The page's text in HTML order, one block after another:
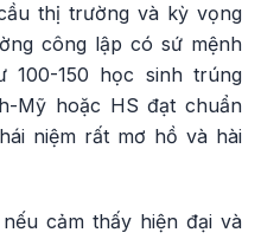
thị trường và kỳ vọng
công lập có sứ mệnh
100-150 học sinh trúng
Mỹ hoặc HS đạt chuẩn
niệm rất mơ hồ và hài
cảm thấy hiện đại và